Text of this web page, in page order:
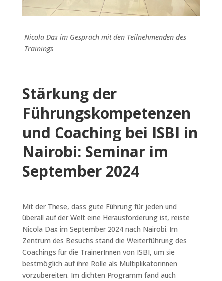
Nicola Dax im Gespräch mit den Teilnehmenden des
Trainings
Stärkung der
Führungskompetenzen
und Coaching bei ISBI in
Nairobi: Seminar im
September 2024
Mit der These, dass gute Führung für jeden und
überall auf der Welt eine Herausforderung ist, reiste
Nicola Dax im September 2024 nach Nairobi. Im
Zentrum des Besuchs stand die Weiterführung des
Coachings für die TrainerInnen von ISBI, um sie
bestmöglich auf ihre Rolle als Multiplikatorinnen
vorzubereiten. Im dichten Programm fand auch